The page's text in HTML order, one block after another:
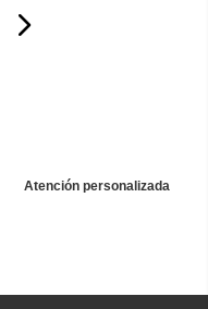
Atención personalizada